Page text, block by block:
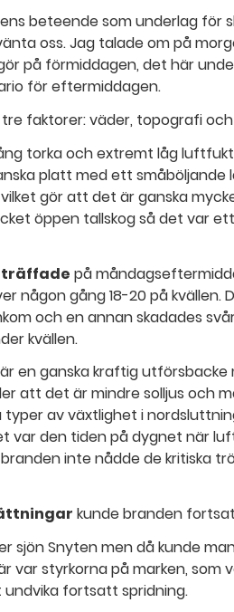
beteende som underlag för
oss. Jag talade om på
på förmiddagen, det här
för eftermiddagen.
faktorer: väder, topografi
torka och extremt låg
platt med ett småböljande
gör att det är ganska
öppen tallskog så det var
på
någon gång 18-20 på kvällen.
och en annan skadades
kvällen.
en ganska kraftig utförsbacke
att det är mindre solljus och
av växtlighet i
var den tiden på dygnet när
inte nådde de kritiska
kunde branden
sjön Snyten men då kunde
var styrkorna på marken, som
fortsatt spridning.